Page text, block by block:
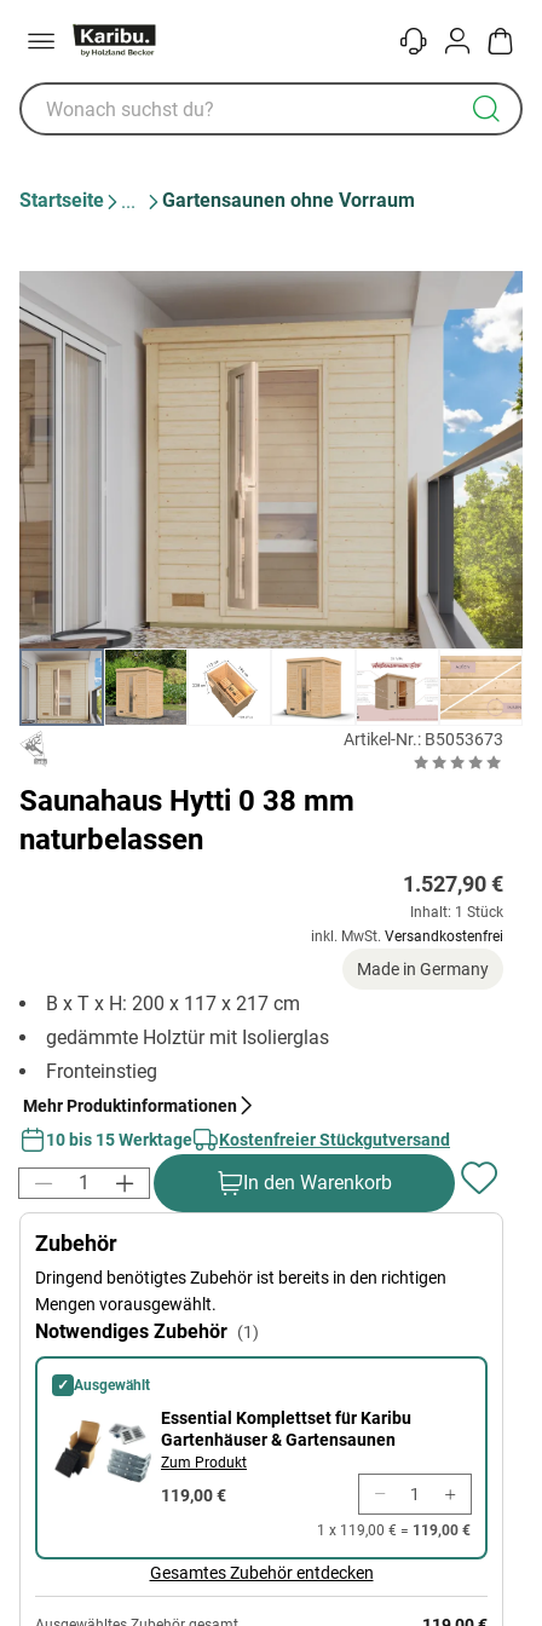
KontaktKonto
Startseite Gartensaunen ohne Vorraum
Artikel-Nr.: B5053673
Saunahaus Hytti 0 38 mm
naturbelassen
1.527,90 €
Inhalt: 1 Stück
inkl. MwSt. Versandkostenfrei
Made in Germany
B x T x H: 200 x 117 x 217 cm
gedämmte Holztür mit Isolierglas
Fronteinstieg
Mehr Produktinformationen
10 bis 15 Werktage
Kostenfreier Stückgutversand
In den Warenkorb
Zubehör
Dringend benötigtes Zubehör ist bereits in den richtigen
Mengen vorausgewählt.
Notwendiges Zubehör (1)
✓ Ausgewählt
Essential Komplettset für Karibu Gartenhäuser & Gartensaunen
Essential Komplettset für Karibu
Gartenhäuser & Gartensaunen
Zum Produkt
119,00 €
1 x 119,00 € = 119,00 €
Gesamtes Zubehör entdecken